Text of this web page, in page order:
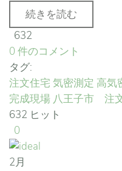
続きを読む
632
0 件のコメント
タグ:
注文住宅 気密測定 高気
完成現場 八王子市 注
632 ヒット
0
2月